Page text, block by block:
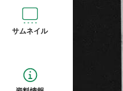
サムネイル